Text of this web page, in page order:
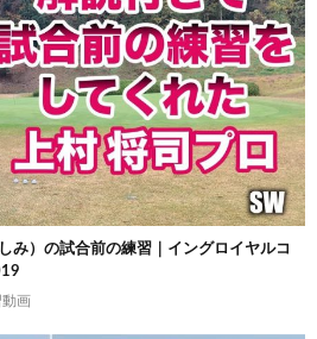
み）の試合前の練習｜イングロイヤルコ
動画